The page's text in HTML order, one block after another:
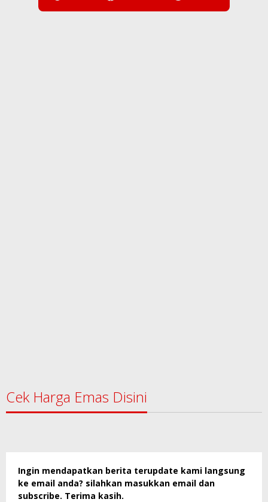
Cek Harga Emas Disini
Ingin mendapatkan berita terupdate kami langsung
ke email anda? silahkan masukkan email dan
subscribe. Terima kasih.